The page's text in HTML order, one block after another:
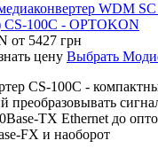
WDM
CS-100C - OPTOKON
от 5427 грн
цену Выбрать
CS-100C -
преобразовывать
TX Ethernet до
FX и наоборот